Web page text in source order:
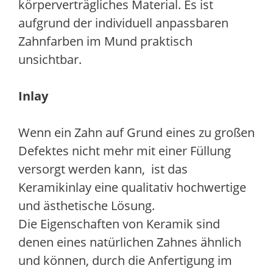
körperverträgliches Material. Es ist
aufgrund der individuell anpassbaren
Zahnfarben im Mund praktisch
unsichtbar.
Inlay
Wenn ein Zahn auf Grund eines zu großen
Defektes nicht mehr mit einer Füllung
versorgt werden kann, ist das
Keramikinlay eine qualitativ hochwertige
und ästhetische Lösung.
Die Eigenschaften von Keramik sind
denen eines natürlichen Zahnes ähnlich
und können, durch die Anfertigung im